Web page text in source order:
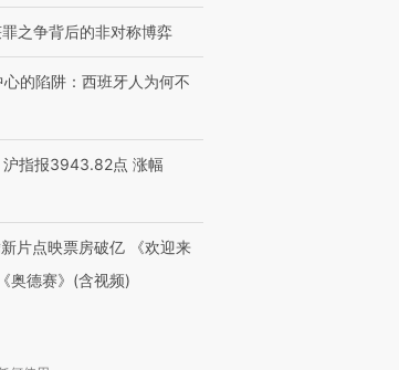
之争背后的非对称博弈
心的陷阱：西班牙人为何不
沪指报3943.82点 涨幅
片点映票房破亿 《欢迎来
奥德赛》(含视频)